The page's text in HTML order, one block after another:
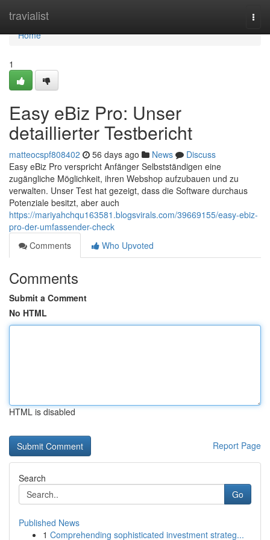
travialist
Home
Home
1
Easy eBiz Pro: Unser
detaillierter Testbericht
matteocspf808402 56 days ago News
Discuss
Easy eBiz Pro verspricht Anfänger Selbstständigen eine
zugängliche Möglichkeit, ihren Webshop aufzubauen und zu
verwalten. Unser Test hat gezeigt, dass die Software durchaus
Potenziale besitzt, aber auch
https://mariyahchqu163581.blogsvirals.com/39669155/easy-ebiz-
pro-der-umfassender-check
Comments
Who Upvoted
Comments
Submit a Comment
No HTML
HTML is disabled
Report Page
Search
Go
Published News
1 Comprehending sophisticated investment strateg...